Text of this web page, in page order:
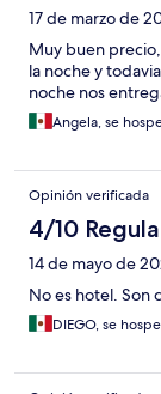
17 de marzo de
Muy buen
la noche y
noche nos
Angela, se
Opinión verificada
4/10
14 de mayo de
No es hotel. Son
DIEGO, se